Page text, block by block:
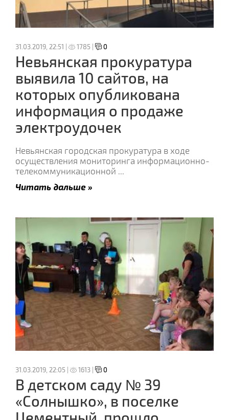
31.03.2019, 22:51 | 1785 | 0
Невьянская прокуратура
выявила 10 сайтов, на
которых опубликована
информация о продаже
электроудочек
Невьянская городская прокуратура в ходе
осуществления мониторинга информационно-
телекоммуникационной ...
Читать дальше »
31.03.2019, 22:05 | 1613 | 0
В детском саду № 39
«Солнышко», в поселке